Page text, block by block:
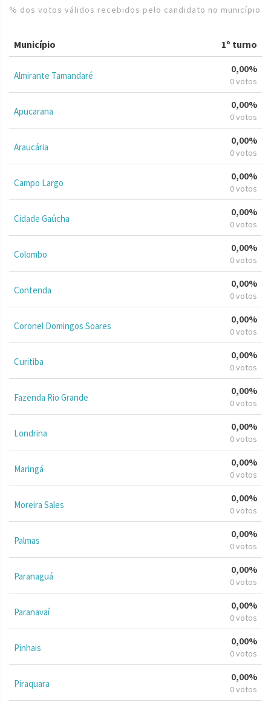
% dos votos válidos recebidos pelo candidato no município
Município 1º turno
Almirante Tamandaré
0,00%
0 votos
Apucarana
0,00%
0 votos
Araucária
0,00%
0 votos
Campo Largo
0,00%
0 votos
Cidade Gaúcha
0,00%
0 votos
Colombo
0,00%
0 votos
Contenda
0,00%
0 votos
Coronel Domingos Soares
0,00%
0 votos
Curitiba
0,00%
0 votos
Fazenda Rio Grande
0,00%
0 votos
Londrina
0,00%
0 votos
Maringá
0,00%
0 votos
Moreira Sales
0,00%
0 votos
Palmas
0,00%
0 votos
Paranaguá
0,00%
0 votos
Paranavaí
0,00%
0 votos
Pinhais
0,00%
0 votos
Piraquara
0,00%
0 votos